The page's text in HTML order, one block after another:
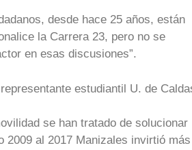
desde hace 25 años, están
la Carrera 23, pero no se
en esas discusiones”.
estudiantil U. de
se han tratado de solucionar
2009 al 2017 Manizales invirtió más